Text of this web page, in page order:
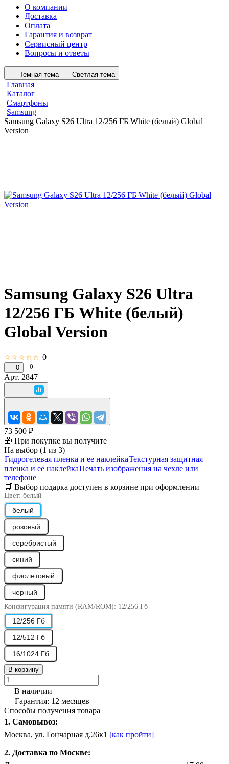
О компании
Доставка
Оплата
Гарантия и возврат
Сервисный центр
Вопросы и ответы
Темная тема Светлая тема
Главная
Каталог
Смартфоны
Samsung
Samsung Galaxy S26 Ultra 12/256 ГБ White (белый) Global
Version
Samsung Galaxy S26 Ultra
12/256 ГБ White (белый)
Global Version
☆☆☆☆☆ 0
0 0
Арт. 2847
73 500 ₽
🎁 При покупке вы получите
На выбор (1 из 3)
Гидрогелевая пленка и ее наклейкаТекстурная защитная
пленка и ее наклейкаПечать изображения на чехле или
телефоне
🛒 Выбор подарка доступен в корзине при оформлении
Цвет: белый
белый
розовый
серебристый
синий
фиолетовый
черный
Конфигурация памяти (RAM/ROM): 12/256 Гб
12/256 Гб
12/512 Гб
16/1024 Гб
В корзину
В наличии
Гарантия: 12 месяцев
Способы получения товара
1. Самовывоз:
Москва, ул. Гончарная д.26к1 [как пройти]
2. Доставка по Москве: